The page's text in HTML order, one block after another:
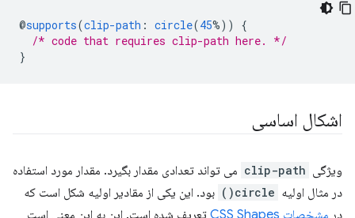
@supports(clip-path : circle(45%))
{
/* code that requires clip-path here. */
}
اشکال اساسی
ویژگی clip-path می تواند تعدادی مقدار بگیرد. مقدار مورد استفاده
در مثال اولیه circle()
بود. این یکی از مقادیر اولیه شکل است که
در مشخصات CSS Shapes
تعریف شده است. این به این معنی است